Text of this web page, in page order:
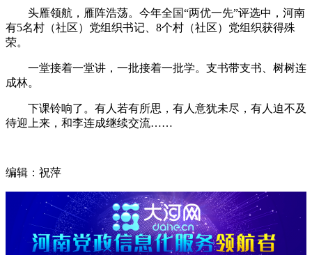
头雁领航，雁阵浩荡。今年全国“两优一先”评选中，河南
有5名村（社区）党组织书记、8个村（社区）党组织获得殊
荣。
一堂接着一堂讲，一批接着一批学。支书带支书、树树连
成林。
下课铃响了。有人若有所思，有人意犹未尽，有人迫不及
待迎上来，和李连成继续交流……
编辑：祝萍